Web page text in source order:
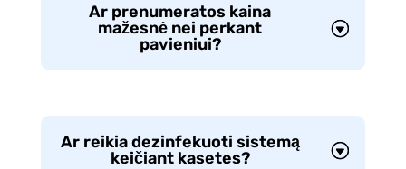
Ar prenumeratos kaina
mažesnė nei perkant
pavieniui?
Ar reikia dezinfekuoti sistemą
keičiant kasetes?